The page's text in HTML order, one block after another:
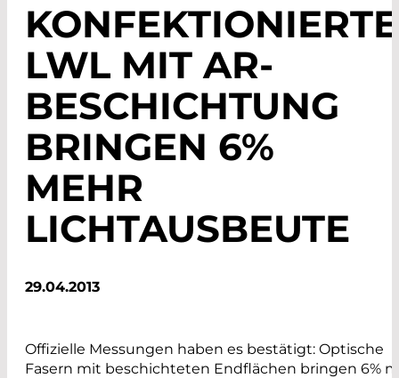
KONFEKTIONIERTE
LWL MIT AR-
BESCHICHTUNG
BRINGEN 6%
MEHR
LICHTAUSBEUTE
29.04.2013
Offizielle Messungen haben es bestätigt: Optische
Fasern mit beschichteten Endflächen bringen 6%